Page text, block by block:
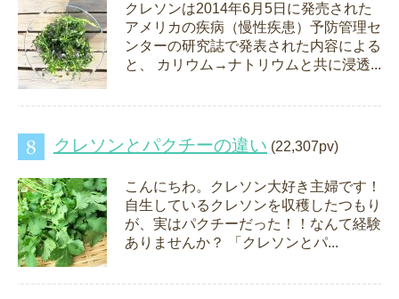
クレソンは2014年6月5日に発売された
アメリカの疾病（慢性疾患）予防管理セ
ンターの研究誌で発表された内容による
と、 カリウム→ナトリウムと共に浸透...
クレソンとパクチーの違い (22,307pv)
こんにちわ。クレソン大好き主婦です！
自生しているクレソンを収穫したつもり
が、実はパクチーだった！！なんて経験
ありませんか？ 「クレソンとパ...